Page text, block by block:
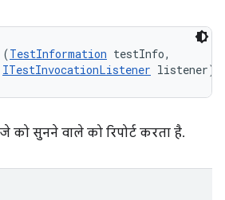
(TestInformation testInfo,
ITestInvocationListener listener)
को सुनने वाले को रिपोर्ट करता है.